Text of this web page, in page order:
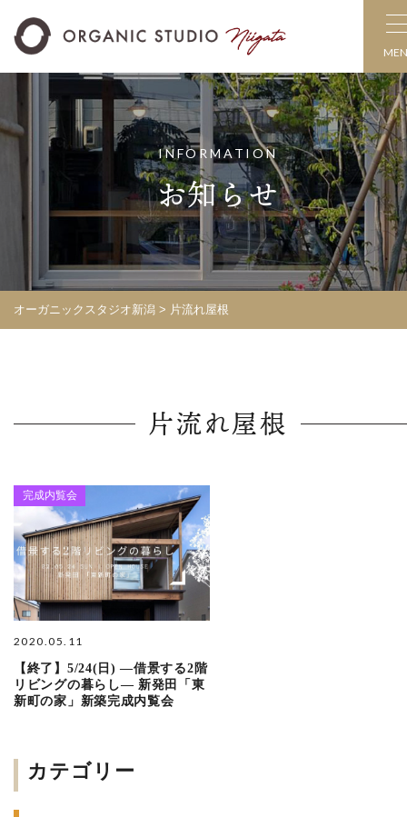
INFORMATION
お知らせ
オーガニックスタジオ新潟 > 片流れ屋根
片流れ屋根
完成内覧会
2020.05.11
【終了】5/24(日) ―借景する2階
リビングの暮らし― 新発田「東
新町の家」新築完成内覧会
カテゴリー